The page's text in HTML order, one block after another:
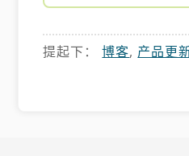
提起下：博客, 产品更